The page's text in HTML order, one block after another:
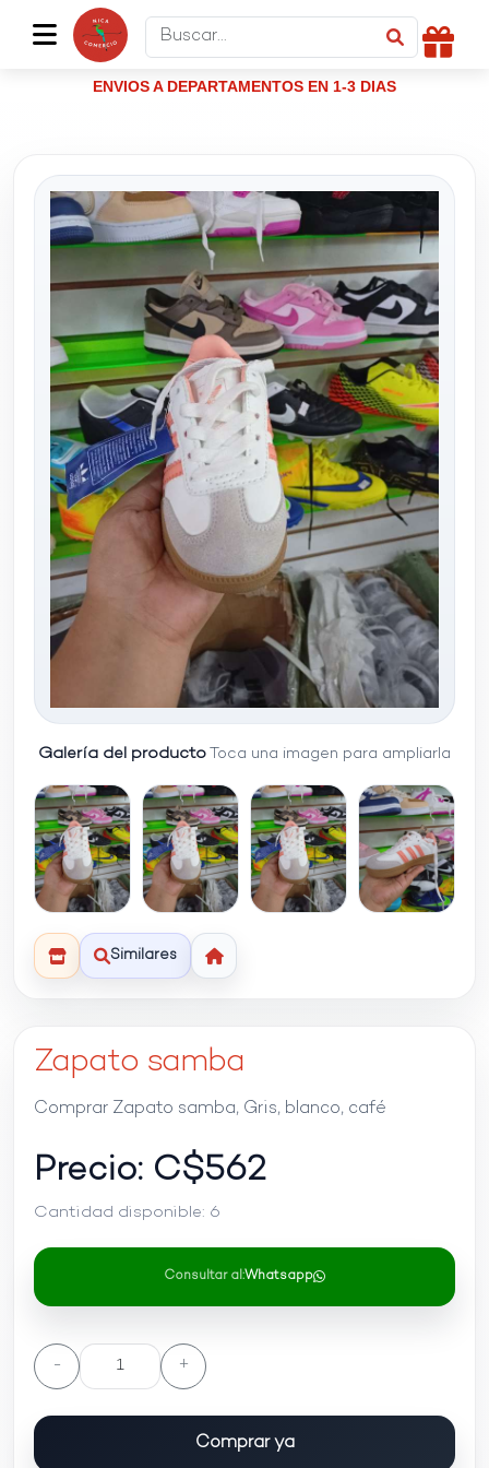
ENVIOS A DEPARTAMENTOS EN 1-3 DIAS
Galería del producto Toca una imagen para ampliarla
Similares
Zapato samba
Comprar Zapato samba, Gris, blanco, café
Precio: C$562
Cantidad disponible: 6
Consultar al:Whatsapp
- +
Comprar ya